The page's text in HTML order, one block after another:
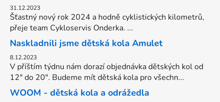
31.12.2023
Šťastný nový rok 2024 a hodně cyklistických kilometrů,
přeje team Cykloservis Onderka. ...
Naskladnili jsme dětská kola Amulet
8.12.2023
V příštím týdnu nám dorazí objednávka dětských kol od
12" do 20". Budeme mít dětská kola pro všechn...
WOOM - dětská kola a odrážedla